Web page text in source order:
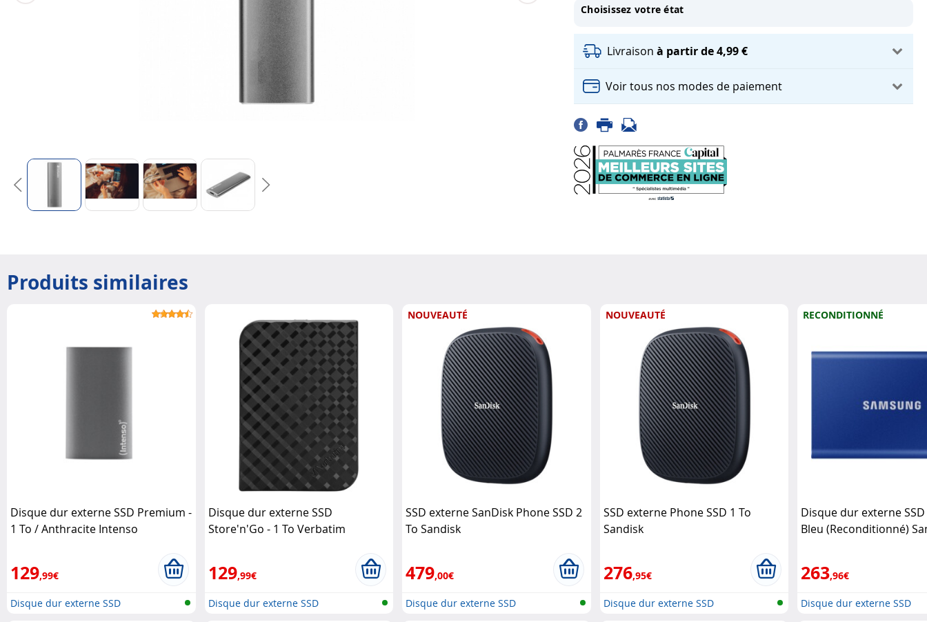
Choisissez votre état
Livraisonà partir de 4,99 €
Voir tous nos modes de paiement
Produits similaires
Disque dur externe SSD Premium -
1 To / Anthracite Intenso
129,99€
Disque dur externe SSD
Disque dur externe SSD
Store'n'Go - 1 To Verbatim
129,99€
Disque dur externe SSD
NOUVEAUTÉ
SSD externe SanDisk Phone SSD 2
To Sandisk
479,00€
Disque dur externe SSD
NOUVEAUTÉ
SSD externe Phone SSD 1 To
Sandisk
276,95€
Disque dur externe SSD
RECONDITIONNÉ
Disque dur externe SSD
Bleu (Reconditionné)
263,96€
Disque dur externe SSD